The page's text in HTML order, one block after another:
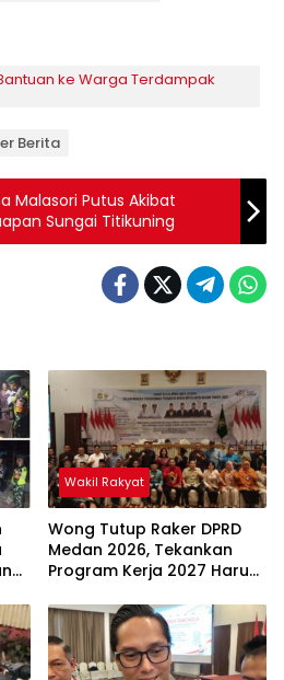
ke Warga Terdampak
Berita
Malasori Putus Akibat
Sungai Titikuning
Wakil Rakyat
Wong Tutup Raker DPRD
Medan 2026, Tekankan
Program Kerja 2027 Harus
Masyarakat